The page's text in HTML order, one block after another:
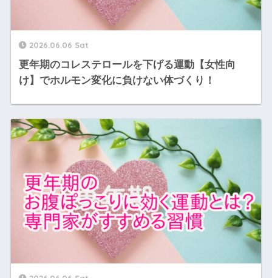
2026.06.06 Sat
更年期のコレステロールを下げる運動【女性向
け】でホルモン変化に負けない体づくり！